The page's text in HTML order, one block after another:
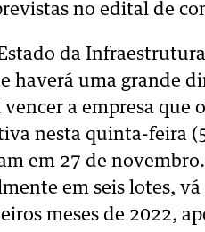
no edital de
da
haverá uma grande
a empresa que
nesta quinta-feira
em 27 de
em seis lotes, vá
meses de 2022,